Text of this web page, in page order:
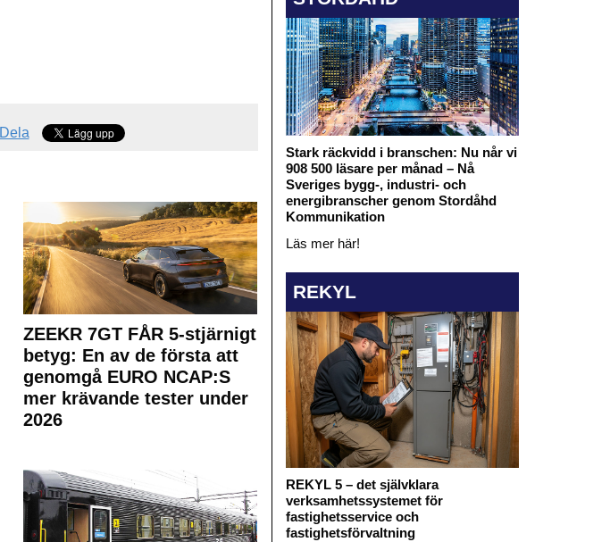
Dela
ZEEKR 7GT FÅR 5-stjärnigt
betyg: En av de första att
genomgå EURO NCAP:S
mer krävande tester under
2026
Stark räckvidd i branschen: Nu når vi
908 500 läsare per månad – Nå
Sveriges bygg-, industri- och
energibranscher genom Stordåhd
Kommunikation
Läs mer här!
REKYL
REKYL 5 – det självklara
verksamhetssystemet för
fastighetsservice och
fastighetsförvaltning